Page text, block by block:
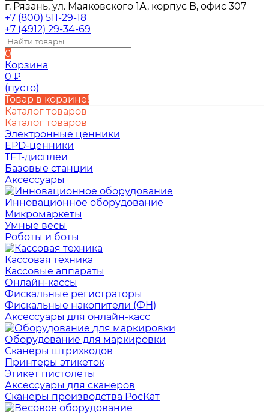
г. Рязань, ул. Маяковского 1А, корпус B, офис 307
+7 (800) 511-29-18
+7 (4912) 29-34-69
0
Корзина
0 ₽
(пусто)
Товар в корзине!
Каталог товаров
Каталог товаров
Электронные ценники
EPD-ценники
TFT-дисплеи
Базовые станции
Аксессуары
Инновационное оборудование
Микромаркеты
Умные весы
Роботы и боты
Кассовая техника
Кассовые аппараты
Онлайн-кассы
Фискальные регистраторы
Фискальные накопители (ФН)
Аксессуары для онлайн-касс
Оборудование для маркировки
Сканеры штрихкодов
Принтеры этикеток
Этикет пистолеты
Аксессуары для сканеров
Сканеры производства РосКат